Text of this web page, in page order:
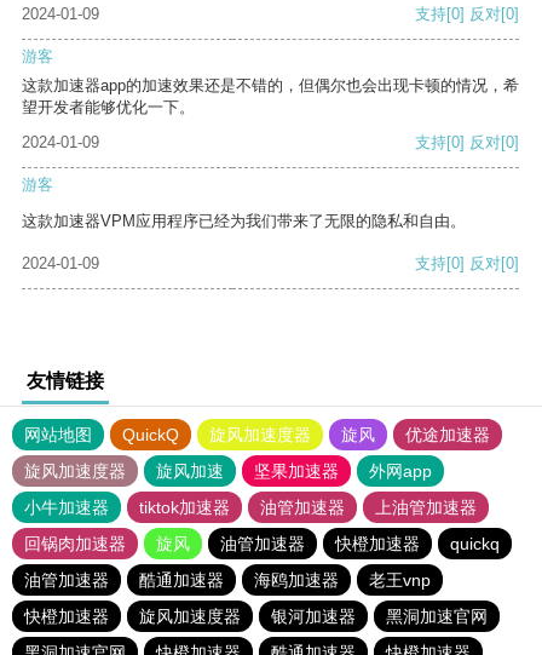
2024-01-09
支持[0] 反对[0]
游客
这款加速器app的加速效果还是不错的，但偶尔也会出现卡顿的情况，希
望开发者能够优化一下。
2024-01-09
支持[0] 反对[0]
游客
这款加速器VPM应用程序已经为我们带来了无限的隐私和自由。
2024-01-09 支持[0] 反对[0]
友情链接
网站地图 QuickQ 旋风加速度器 旋风
优途加速器
旋风加速度器
旋风加速 坚果加速器
外网app
小牛加速器
tiktok加速器 油管加速器
上油管加速器
回锅肉加速器
旋风 油管加速器 快橙加速器
quickq
油管加速器
酷通加速器 海鸥加速器
老王vnp
快橙加速器
旋风加速度器 银河加速器
黑洞加速官网